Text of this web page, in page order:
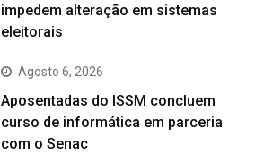
impedem alteração em sistemas
eleitorais
Agosto 6, 2026
Aposentadas do ISSM concluem
curso de informática em parceria
com o Senac